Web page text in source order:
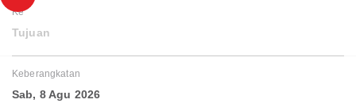
Ke
Tujuan
Keberangkatan
Sab, 8 Agu 2026